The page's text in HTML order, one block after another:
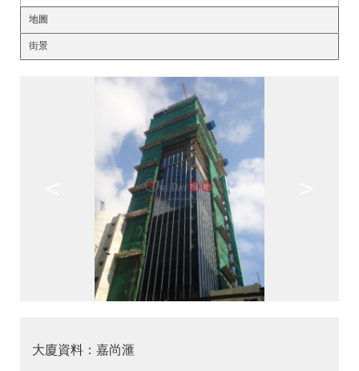
地圖
街景
大廈資料：嘉尚滙